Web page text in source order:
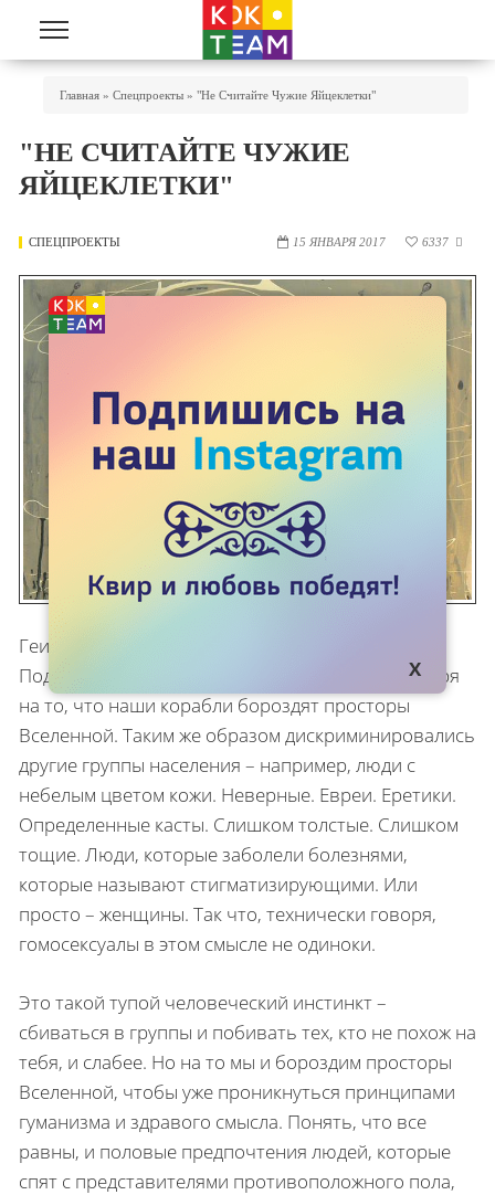
Перейти к основному содержанию
Главная » Спецпроекты » "Не Считайте Чужие Яйцеклетки"
"НЕ СЧИТАЙТЕ ЧУЖИЕ
ЯЙЦЕКЛЕТКИ"
СПЕЦПРОЕКТЫ 15 ЯНВАРЯ 2017 6337 
Геи долгое время были ущемлены в правах.
Подвергаются дискриминации и сейчас, несмотря
на то, что наши корабли бороздят просторы
Вселенной. Таким же образом дискриминировались
другие группы населения – например, люди с
небелым цветом кожи. Неверные. Евреи. Еретики.
Определенные касты. Слишком толстые. Слишком
тощие. Люди, которые заболели болезнями,
которые называют стигматизирующими. Или
просто – женщины. Так что, технически говоря,
гомосексуалы в этом смысле не одиноки.
Это такой тупой человеческий инстинкт –
сбиваться в группы и побивать тех, кто не похож на
тебя, и слабее. Но на то мы и бороздим просторы
Вселенной, чтобы уже проникнуться принципами
гуманизма и здравого смысла. Понять, что все
равны, и половые предпочтения людей, которые
спят с представителями противоположного пола,